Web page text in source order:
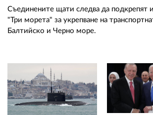
Съединените щати следва да подкрепят
"Три морета" за укрепване на
Балтийско и Черно море.